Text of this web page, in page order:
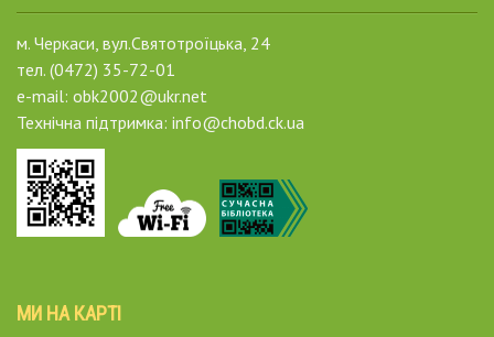
м. Черкаси, вул.Святотроїцька, 24
тел. (0472) 35-72-01
e-mail: obk2002@ukr.net
Технічна підтримка: info@chobd.ck.ua
МИ НА КАРТІ